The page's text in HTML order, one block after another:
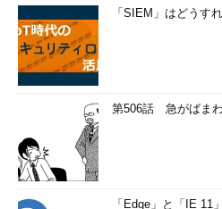
「SIEM」はどうす
第506話 急がばま
「Edge」と「IE